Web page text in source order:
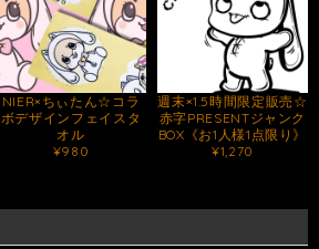
NIER×ちぃたん☆コラ
ボデザインフェイスタ
オル
¥980
週末×1.5時間限定販売☆
赤字PRESENTジャンク
BOX《お1人様1点限り》
¥1,270